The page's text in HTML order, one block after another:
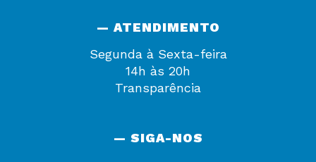
— ATENDIMENTO
Segunda à Sexta-feira
14h às 20h
Transparência
— SIGA-NOS